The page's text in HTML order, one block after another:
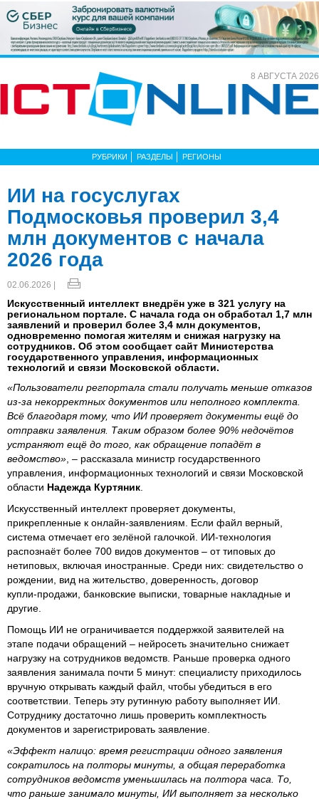
8 АВГУСТА 2026
РУБРИКИ РАЗДЕЛЫ РЕГИОНЫ
ИИ на госуслугах
Подмосковья проверил 3,4
млн документов с начала
2026 года
02.06.2026 |
Искусственный интеллект внедрён уже в 321 услугу на
региональном портале. С начала года он обработал 1,7 млн
заявлений и проверил более 3,4 млн документов,
одновременно помогая жителям и снижая нагрузку на
сотрудников. Об этом сообщает сайт Министерства
государственного управления, информационных
технологий и связи Московской области.
«Пользователи регпортала стали получать меньше отказов
из‑за некорректных документов или неполного комплекта.
Всё благодаря тому, что ИИ проверяет документы ещё до
отправки заявления. Таким образом более 90% недочётов
устраняют ещё до того, как обращение попадёт в
ведомство» , – рассказала министр государственного
управления, информационных технологий и связи Московской
области Надежда Куртяник
Искусственный интеллект проверяет документы,
прикрепленные к онлайн‑заявлениям. Если файл верный,
система отмечает его зелёной галочкой. ИИ-технология
распознаёт более 700 видов документов – от типовых до
нетиповых, включая иностранные. Среди них: свидетельство о
рождении, вид на жительство, доверенность, договор
купли‑продажи, банковские выписки, товарные накладные и
другие.
Помощь ИИ не ограничивается поддержкой заявителей на
этапе подачи обращений – нейросеть значительно снижает
нагрузку на сотрудников ведомств. Раньше проверка одного
заявления занимала почти 5 минут: специалисту приходилось
вручную открывать каждый файл, чтобы убедиться в его
соответствии. Теперь эту рутинную работу выполняет ИИ.
Сотруднику достаточно лишь проверить комплектность
документов и зарегистрировать заявление.
«Эффект налицо: время регистрации одного заявления
сократилось на полторы минуты, а общая переработка
сотрудников ведомств уменьшилась на полтора часа. То,
что раньше занимало минуты, ИИ выполняет за несколько